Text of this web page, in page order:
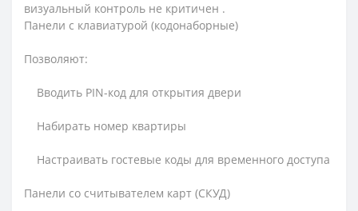
визуальный контроль не критичен .
Панели с клавиатурой (кодонаборные)
Позволяют:
Вводить PIN-код для открытия двери
Набирать номер квартиры
Настраивать гостевые коды для временного доступа
Панели со считывателем карт (СКУД)